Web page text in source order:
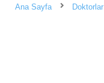
Ana Sayfa Doktorlar